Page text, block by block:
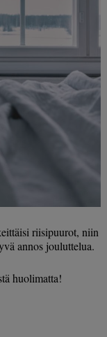
riisipuurot, niin
annos jouluttelua.
huolimatta!